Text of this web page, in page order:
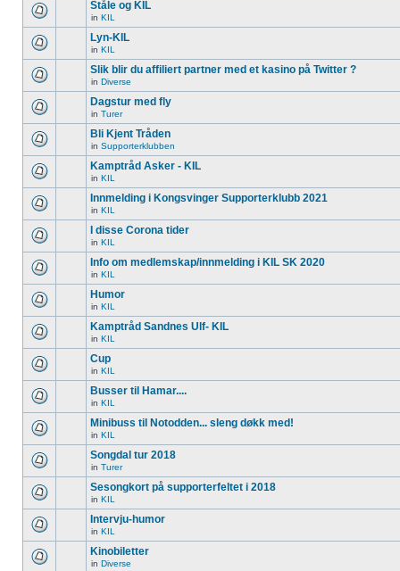
Ståle og KIL
in KIL
Lyn-KIL
in KIL
Slik blir du affiliert partner med et kasino på Twitter ?
in Diverse
Dagstur med fly
in Turer
Bli Kjent Tråden
in Supporterklubben
Kamptråd Asker - KIL
in KIL
Innmelding i Kongsvinger Supporterklubb 2021
in KIL
I disse Corona tider
in KIL
Info om medlemskap/innmelding i KIL SK 2020
in KIL
Humor
in KIL
Kamptråd Sandnes Ulf- KIL
in KIL
Cup
in KIL
Busser til Hamar....
in KIL
Minibuss til Notodden... sleng døkk med!
in KIL
Songdal tur 2018
in Turer
Sesongkort på supporterfeltet i 2018
in KIL
Intervju-humor
in KIL
Kinobiletter
in Diverse